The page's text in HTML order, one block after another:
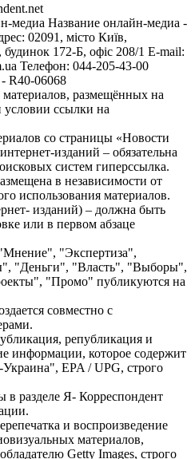
медиа Название онлайн-медиа -
02091, місто Київ,
172-Б, офіс 208/1 E-mail:
Телефон: 044-205-43-00
R40-06068
размещённых на
условии ссылки на
со страницы «Новости
изданий – обязательна
систем гиперссылка.
в независимости от
использования материалов.
изданий) – должна быть
или в первом абзаце
"Экспертиза",
"Деньги", "Власть", "Выборы",
"Промо" публикуются на
совместно с
републикация и
информации, которое содержит
EPA / UPG, строго
в разделе Я- Корреспондент
и воспроизведение
материалов,
Getty Images, строго